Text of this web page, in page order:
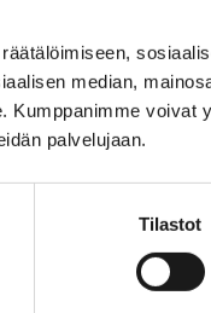
median,
voivat
palvelujaan.
Tilastot